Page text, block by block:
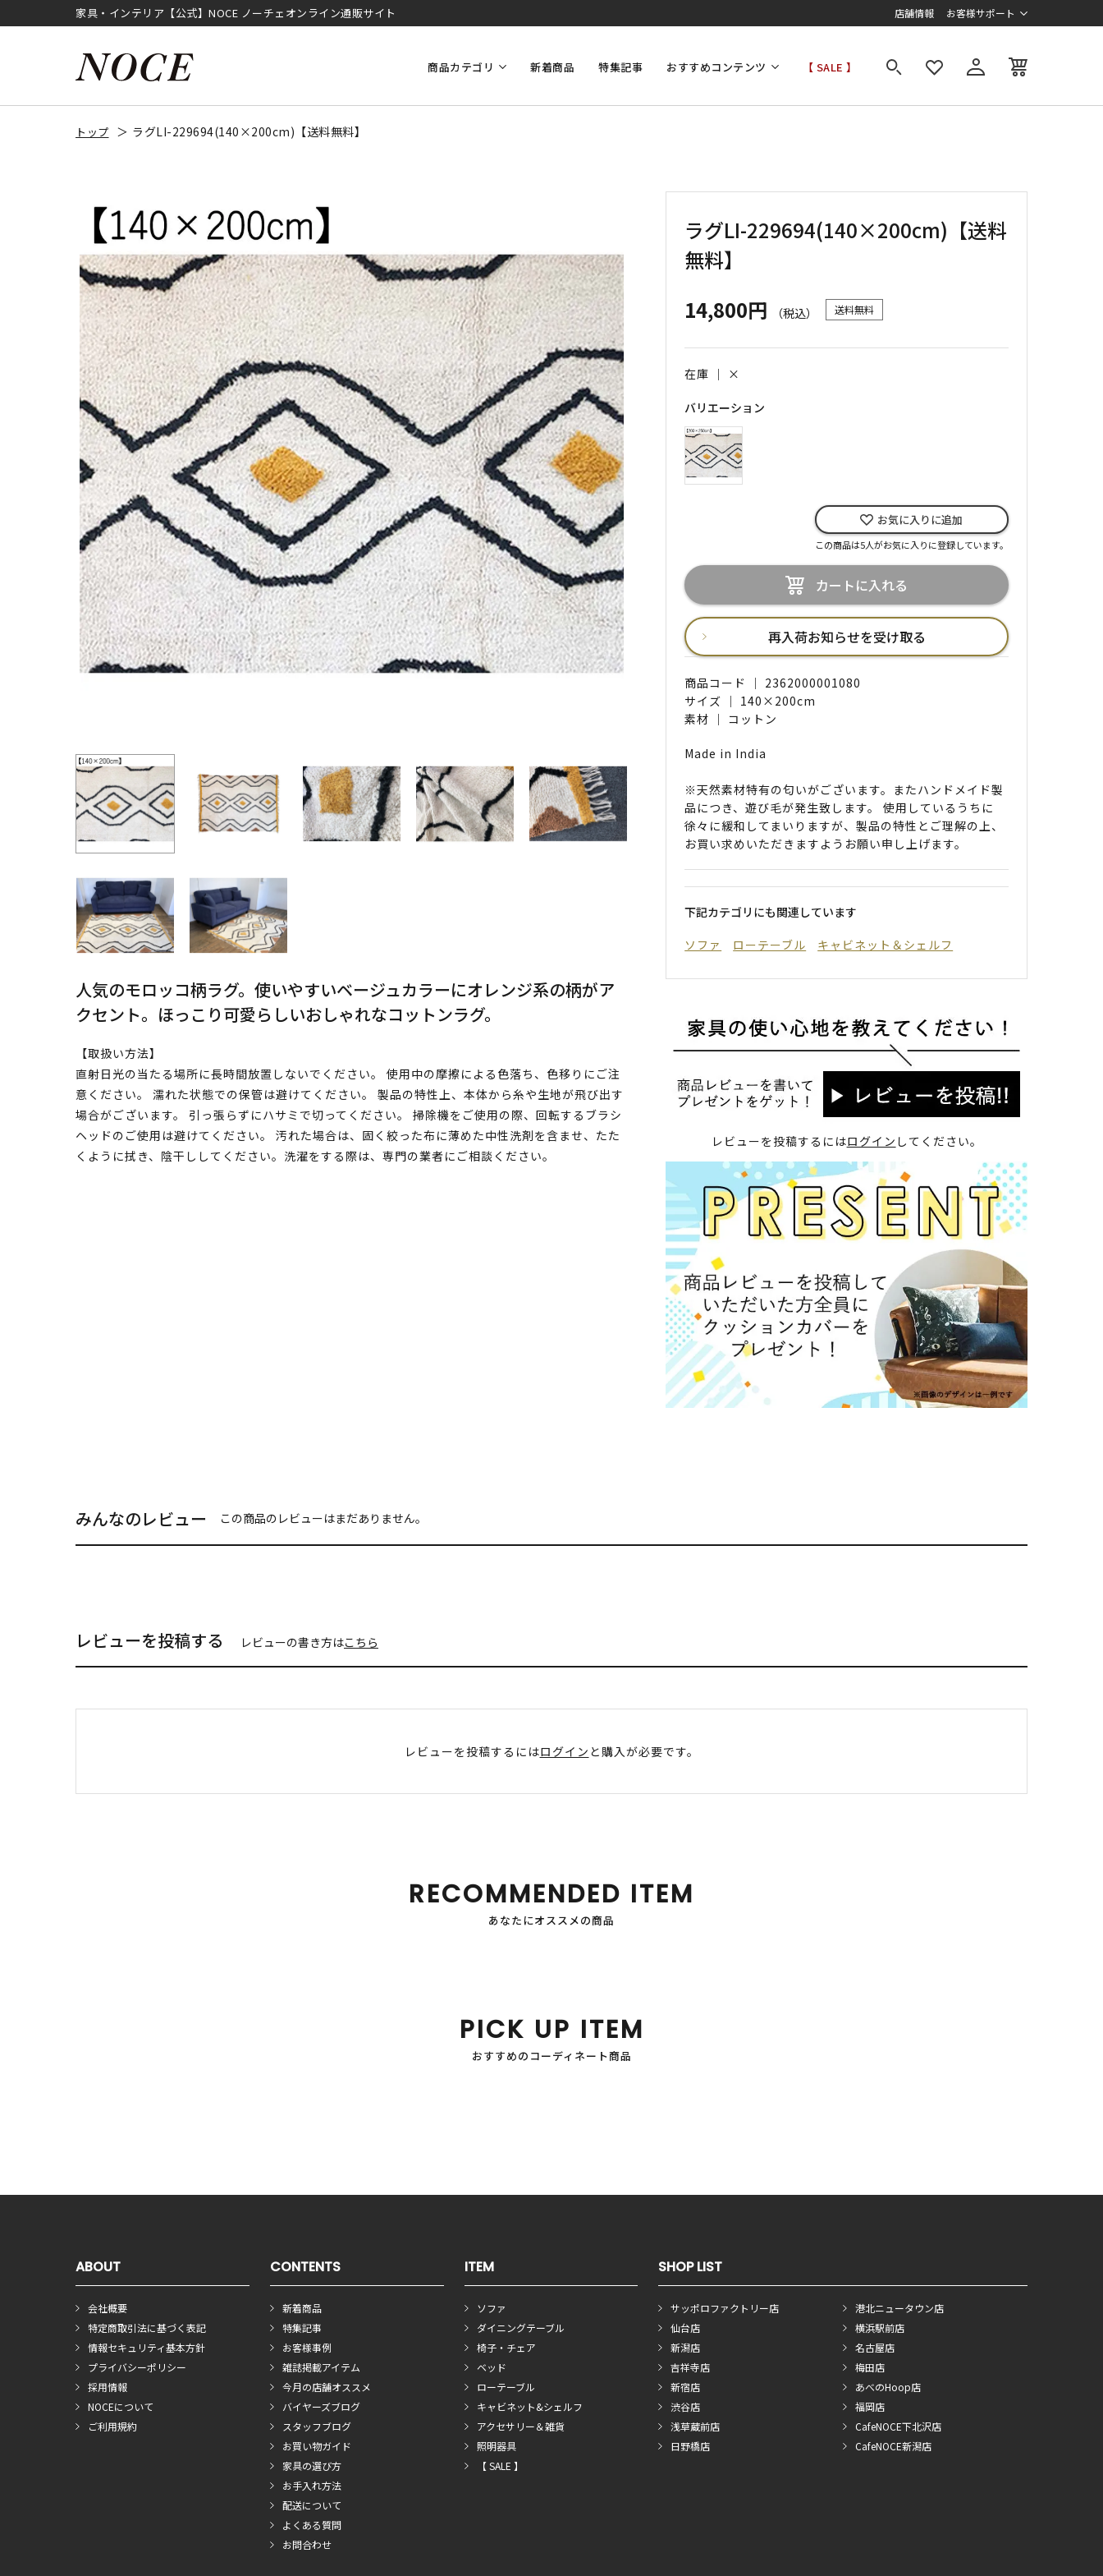
家具・インテリア【公式】NOCE ノーチェオンライン通販サイト 店舗情報 お客様サポート
商品カテゴリ 新着商品 特集記事 おすすめコンテンツ 【 SALE 】
トップ ラグLI-229694(140×200cm)【送料無料】
人気のモロッコ柄ラグ。使いやすいベージュカラーにオレンジ系の柄がア
クセント。ほっこり可愛らしいおしゃれなコットンラグ。
【取扱い方法】
直射日光の当たる場所に長時間放置しないでください。 使用中の摩擦による色落ち、色移りにご注
意ください。 濡れた状態での保管は避けてください。 製品の特性上、本体から糸や生地が飛び出す
場合がございます。 引っ張らずにハサミで切ってください。 掃除機をご使用の際、回転するブラシ
ヘッドのご使用は避けてください。 汚れた場合は、固く絞った布に薄めた中性洗剤を含ませ、たた
くように拭き、陰干ししてください。洗濯をする際は、専門の業者にご相談ください。
ラグLI-229694(140×200cm)【送料
無料】
14,800円
（税込） 送料無料
在庫 ｜ ×
バリエーション
お気に入りに追加
この商品は5人がお気に入りに登録しています。
カートに入れる
再入荷お知らせを受け取る
商品コード ｜ 2362000001080
サイズ ｜ 140×200cm
素材 ｜ コットン
Made in India
※天然素材特有の匂いがございます。またハンドメイド製
品につき、遊び毛が発生致します。 使用しているうちに
徐々に緩和してまいりますが、製品の特性とご理解の上、
お買い求めいただきますようお願い申し上げます。
下記カテゴリにも関連しています
ソファ
ローテーブル キャビネット＆シェルフ
レビューを投稿するにはログイン してください。
みんなのレビュー この商品のレビューはまだありません。
レビューを投稿する レビューの書き方はこちら
レビューを投稿するにはログイン と購入が必要です。
RECOMMENDED ITEM
あなたにオススメの商品
PICK UP ITEM
おすすめのコーディネート商品
ABOUT
会社概要
特定商取引法に基づく表記
情報セキュリティ基本方針
プライバシーポリシー
採用情報
NOCEについて
ご利用規約
CONTENTS
新着商品
特集記事
お客様事例
雑誌掲載アイテム
今月の店舗オススメ
バイヤーズブログ
スタッフブログ
お買い物ガイド
家具の選び方
お手入れ方法
配送について
よくある質問
お問合わせ
ITEM
ソファ
ダイニングテーブル
椅子・チェア
ベッド
ローテーブル
キャビネット&シェルフ
アクセサリー＆雑貨
照明器具
【 SALE 】
SHOP LIST
サッポロファクトリー店
仙台店
新潟店
吉祥寺店
新宿店
渋谷店
浅草蔵前店
日野橋店
港北ニュータウン店
横浜駅前店
名古屋店
梅田店
あべのHoop店
福岡店
CafeNOCE下北沢店
CafeNOCE新潟店